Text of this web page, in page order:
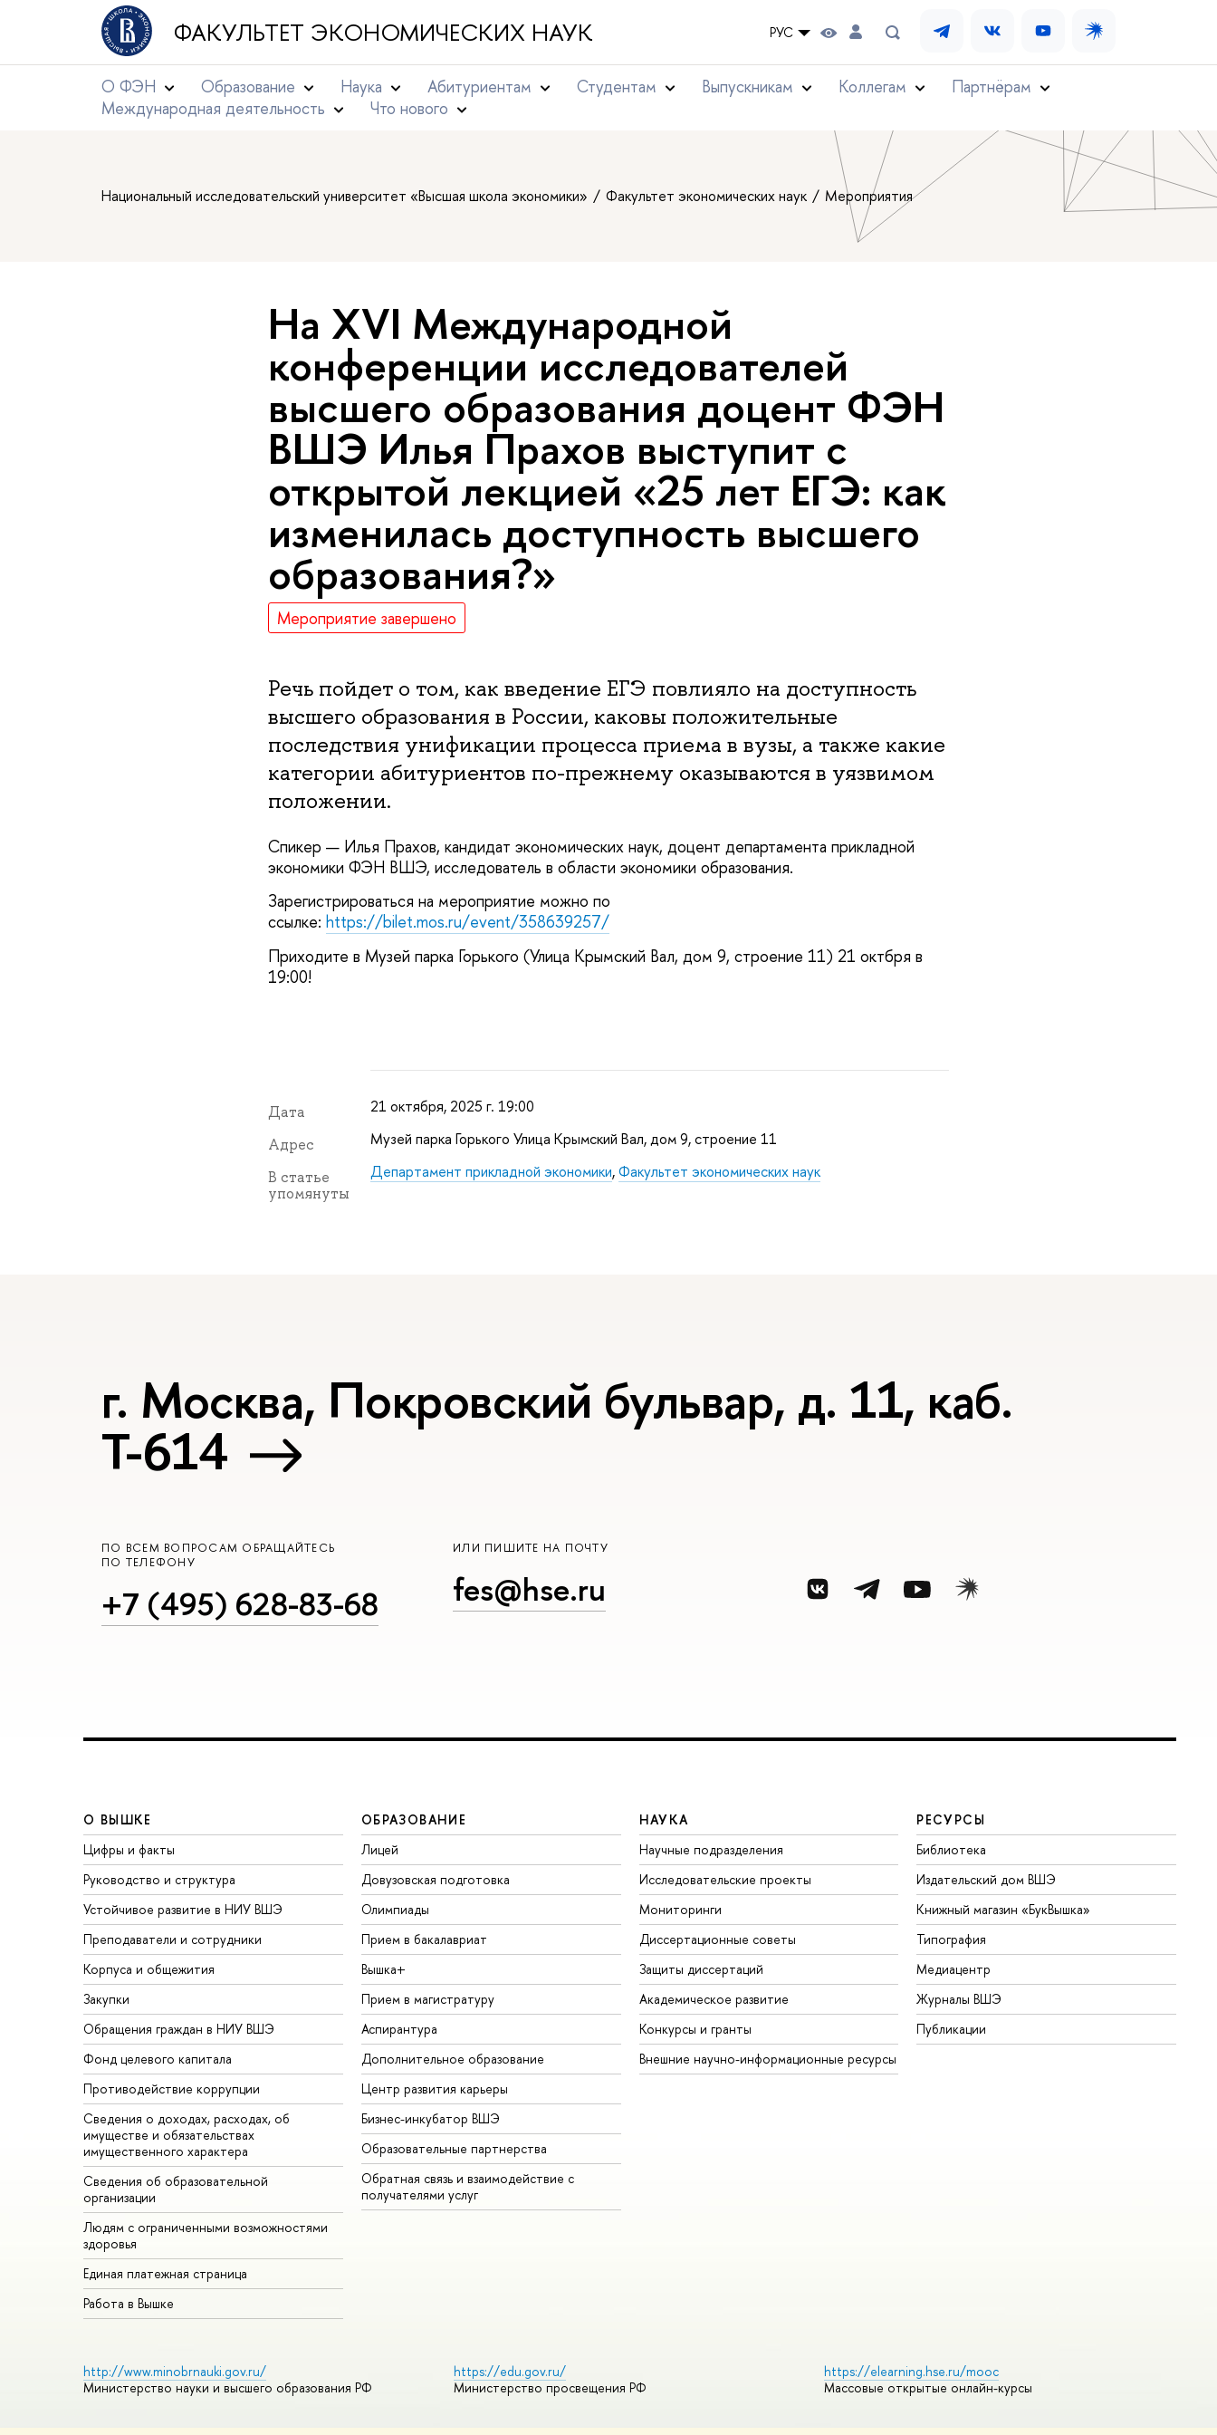
ФАКУЛЬТЕТ ЭКОНОМИЧЕСКИХ НАУК РУС
О ФЭН Образование Наука Абитуриентам Студентам Выпускникам Коллегам
Партнёрам
Международная деятельность
Что нового
Национальный исследовательский университет «Высшая школа экономики» Факультет экономических наук Мероприятия
На XVI Международной
конференции исследователей
высшего образования доцент ФЭН
ВШЭ Илья Прахов выступит с
открытой лекцией «25 лет ЕГЭ: как
изменилась доступность высшего
образования?»
Мероприятие завершено
Речь пойдет о том, как введение ЕГЭ повлияло на доступность
высшего образования в России, каковы положительные
последствия унификации процесса приема в вузы, а также какие
категории абитуриентов по-прежнему оказываются в уязвимом
положении.
Спикер — Илья Прахов, кандидат экономических наук, доцент департамента прикладной
экономики ФЭН ВШЭ, исследователь в области экономики образования.
Зарегистрироваться на мероприятие можно по
ссылке: https://bilet.mos.ru/event/358639257/
Приходите в Музей парка Горького (Улица Крымский Вал, дом 9, строение 11) 21 октбря в
19:00!
Дата 21 октября, 2025 г. 19:00
Адрес Музей парка Горького Улица Крымский Вал, дом 9, строение 11
В статье
упомянуты
Департамент прикладной экономики,Факультет экономических наук
г. Москва, Покровский бульвар, д. 11, каб.
Т-614
ПО ВСЕМ ВОПРОСАМ ОБРАЩАЙТЕСЬ
ПО ТЕЛЕФОНУ
+7 (495) 628-83-68
ИЛИ ПИШИТЕ НА ПОЧТУ
fes@hse.ru
О ВЫШКЕ
Цифры и факты
Руководство и структура
Устойчивое развитие в НИУ ВШЭ
Преподаватели и сотрудники
Корпуса и общежития
Закупки
Обращения граждан в НИУ ВШЭ
Фонд целевого капитала
Противодействие коррупции
Сведения о доходах, расходах, об
имуществе и обязательствах
имущественного характера
Сведения об образовательной
организации
Людям с ограниченными возможностями
здоровья
Единая платежная страница
Работа в Вышке
ОБРАЗОВАНИЕ
Лицей
Довузовская подготовка
Олимпиады
Прием в бакалавриат
Вышка+
Прием в магистратуру
Аспирантура
Дополнительное образование
Центр развития карьеры
Бизнес-инкубатор ВШЭ
Образовательные партнерства
Обратная связь и взаимодействие с
получателями услуг
НАУКА
Научные подразделения
Исследовательские проекты
Мониторинги
Диссертационные советы
Защиты диссертаций
Академическое развитие
Конкурсы и гранты
Внешние научно-информационные ресурсы
РЕСУРСЫ
Библиотека
Издательский дом ВШЭ
Книжный магазин «БукВышка»
Типография
Медиацентр
Журналы ВШЭ
Публикации
http://www.minobrnauki.gov.ru/
Министерство науки и высшего образования РФ
https://edu.gov.ru/
Министерство просвещения РФ
https://elearning.hse.ru/mooc
Массовые открытые онлайн-курсы